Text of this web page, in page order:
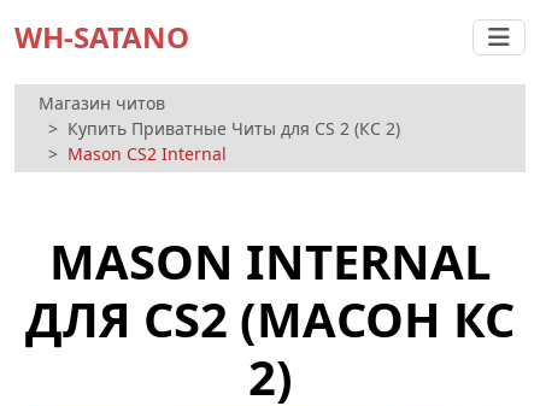
WH-SATANO
Магазин читов
Купить Приватные Читы для CS 2 (КС 2)
Mason CS2 Internal
MASON INTERNAL
ДЛЯ CS2 (МАСОН КС
2)